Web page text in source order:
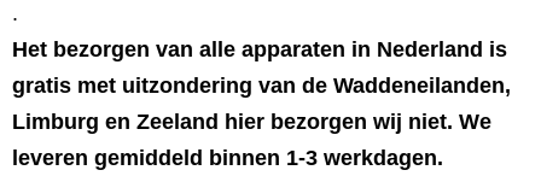
.
Het bezorgen van alle apparaten in Nederland is
gratis met uitzondering van de Waddeneilanden,
Limburg en Zeeland hier bezorgen wij niet. We
leveren gemiddeld binnen 1-3 werkdagen.